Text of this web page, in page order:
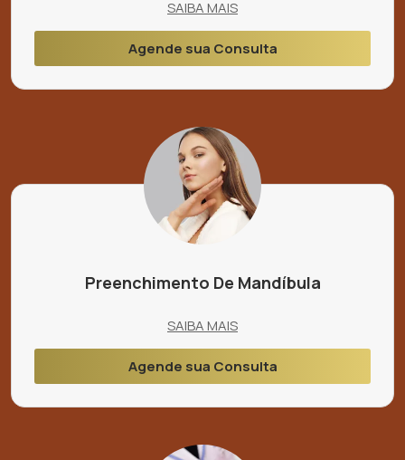
SAIBA MAIS
Agende sua Consulta
Preenchimento De Mandíbula
SAIBA MAIS
Agende sua Consulta